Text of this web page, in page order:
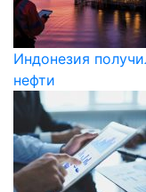
Индонезия
нефти